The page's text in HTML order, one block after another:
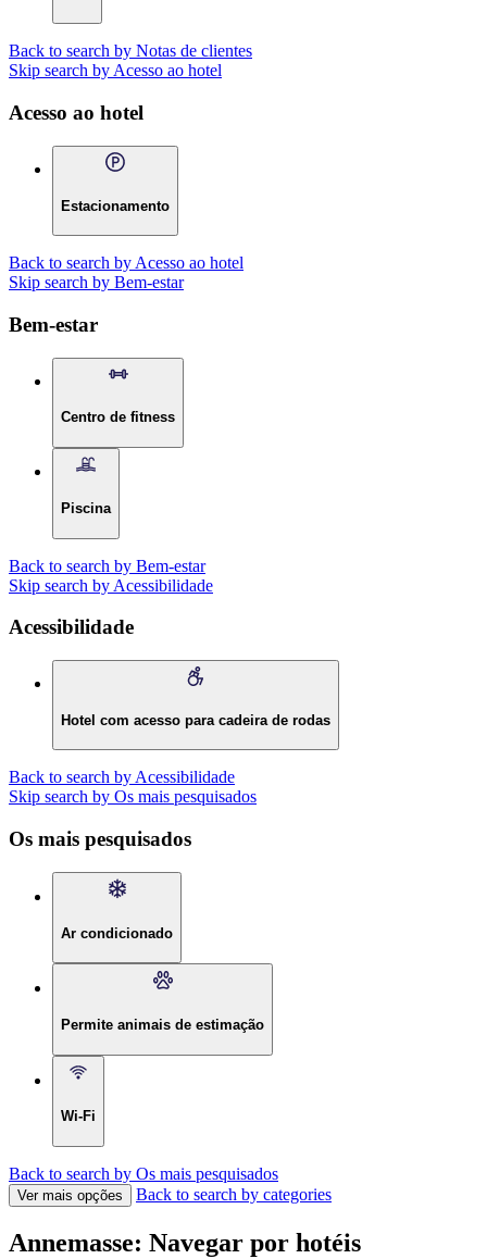
Back to search by Notas de clientes
Skip search by Acesso ao hotel
Acesso ao hotel
Estacionamento
Back to search by Acesso ao hotel
Skip search by Bem-estar
Bem-estar
Centro de fitness
Piscina
Back to search by Bem-estar
Skip search by Acessibilidade
Acessibilidade
Hotel com acesso para cadeira de rodas
Back to search by Acessibilidade
Skip search by Os mais pesquisados
Os mais pesquisados
Ar condicionado
Permite animais de estimação
Wi-Fi
Back to search by Os mais pesquisados
Ver mais opções Back to search by categories
Annemasse: Navegar por hotéis